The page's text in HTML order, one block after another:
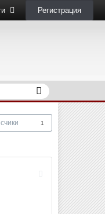
Регистрация
1